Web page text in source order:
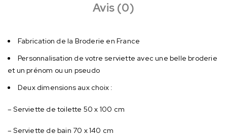
Avis (0)
Fabrication de la Broderie en France
Personnalisation de votre serviette avec une belle broderie
et un prénom ou un pseudo
Deux dimensions aux choix :
– Serviette de toilette 50 x 100 cm
– Serviette de bain 70 x 140 cm